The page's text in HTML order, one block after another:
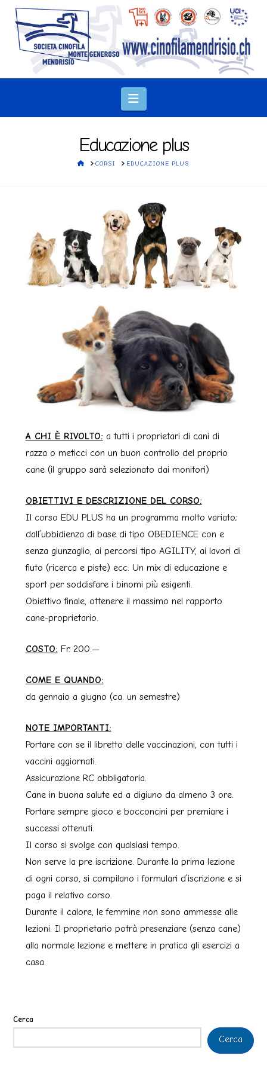
Navigation
Educazione plus
HOMECORSI EDUCAZIONE PLUS
A CHI È RIVOLTO: a tutti i proprietari di cani di
razza o meticci con un buon controllo del proprio
cane (il gruppo sarà selezionato dai monitori)
OBIETTIVI E DESCRIZIONE DEL CORSO:
Il corso EDU PLUS ha un programma molto variato;
dall’ubbidienza di base di tipo OBEDIENCE con e
senza giunzaglio, ai percorsi tipo AGILITY, ai lavori di
fiuto (ricerca e piste) ecc. Un mix di educazione e
sport per soddisfare i binomi più esigenti.
Obiettivo finale, ottenere il massimo nel rapporto
cane-proprietario.
COSTO: Fr. 200.—
COME E QUANDO:
da gennaio a giugno (ca. un semestre)
NOTE IMPORTANTI:
Portare con se il libretto delle vaccinazioni, con tutti i
vaccini aggiornati.
Assicurazione RC obbligatoria.
Cane in buona salute ed a digiuno da almeno 3 ore.
Portare sempre gioco e bocconcini per premiare i
successi ottenuti.
Il corso si svolge con qualsiasi tempo.
Non serve la pre iscrizione. Durante la prima lezione
di ogni corso, si compilano i formulari d’iscrizione e si
paga il relativo corso.
Durante il calore, le femmine non sono ammesse alle
lezioni. Il proprietario potrà presenziare (senza cane)
alla normale lezione e mettere in pratica gli esercizi a
casa.
Cerca
Cerca